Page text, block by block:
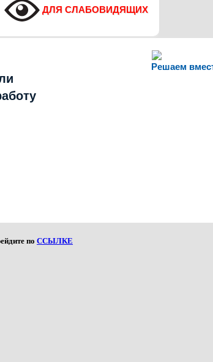
ДЛЯ СЛАБОВИДЯЩИХ
Решаем
поССЫЛКЕ